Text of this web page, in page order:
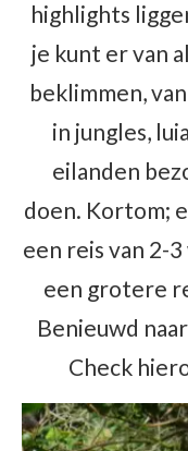
highlights
je kunt er van
beklimmen,
in jungles,
eilanden
doen. Kortom;
een reis van 2-
een grotere
Benieuwd
Check